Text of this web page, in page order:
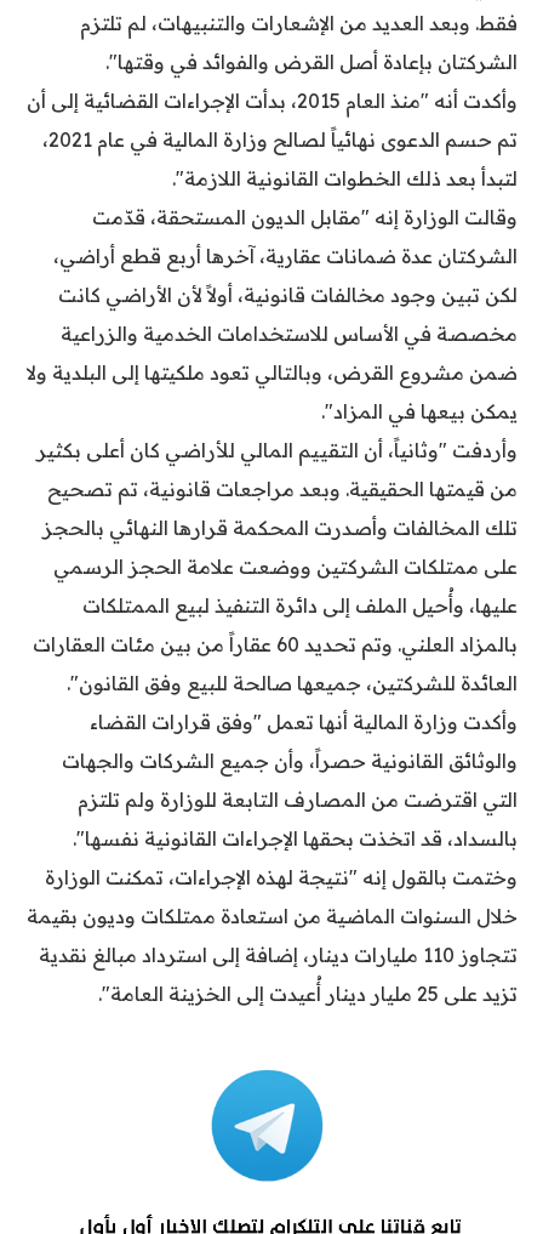
فقط. وبعد العديد من الإشعارات والتنبيهات، لم تلتزم
الشركتان بإعادة أصل القرض والفوائد في وقتها".
وأكدت أنه "منذ العام 2015، بدأت الإجراءات القضائية إلى أن
تم حسم الدعوى نهائياً لصالح وزارة المالية في عام 2021،
لتبدأ بعد ذلك الخطوات القانونية اللازمة".
وقالت الوزارة إنه "مقابل الديون المستحقة، قدّمت
الشركتان عدة ضمانات عقارية، آخرها أربع قطع أراضي،
لكن تبين وجود مخالفات قانونية، أولاً لأن الأراضي كانت
مخصصة في الأساس للاستخدامات الخدمية والزراعية
ضمن مشروع القرض، وبالتالي تعود ملكيتها إلى البلدية ولا
يمكن بيعها في المزاد".
وأردفت "وثانياً، أن التقييم المالي للأراضي كان أعلى بكثير
من قيمتها الحقيقية. وبعد مراجعات قانونية، تم تصحيح
تلك المخالفات وأصدرت المحكمة قرارها النهائي بالحجز
على ممتلكات الشركتين ووضعت علامة الحجز الرسمي
عليها، وأُحيل الملف إلى دائرة التنفيذ لبيع الممتلكات
بالمزاد العلني. وتم تحديد 60 عقاراً من بين مئات العقارات
العائدة للشركتين، جميعها صالحة للبيع وفق القانون".
وأكدت وزارة المالية أنها تعمل "وفق قرارات القضاء
والوثائق القانونية حصراً، وأن جميع الشركات والجهات
التي اقترضت من المصارف التابعة للوزارة ولم تلتزم
بالسداد، قد اتخذت بحقها الإجراءات القانونية نفسها".
وختمت بالقول إنه "نتيجة لهذه الإجراءات، تمكنت الوزارة
خلال السنوات الماضية من استعادة ممتلكات وديون بقيمة
تتجاوز 110 مليارات دينار، إضافة إلى استرداد مبالغ نقدية
تزيد على 25 مليار دينار أُعيدت إلى الخزينة العامة".